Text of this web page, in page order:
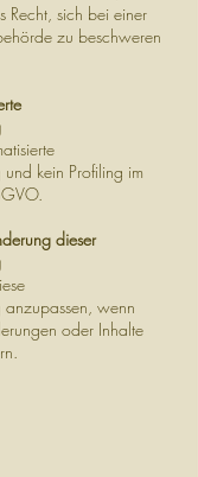
Recht, sich bei einer
zu beschweren
und kein Profiling im
dieser
anzupassen, wenn
oder Inhalte